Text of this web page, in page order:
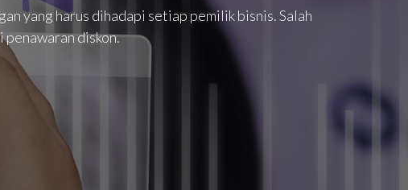
yang harus dihadapi setiap pemilik bisnis. Salah
penawaran diskon.